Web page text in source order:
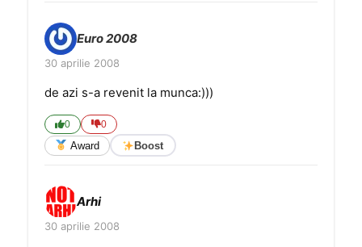
Euro 2008
30 aprilie 2008
de azi s-a revenit la munca:)))
0 0
Award Boost
Arhi
30 aprilie 2008